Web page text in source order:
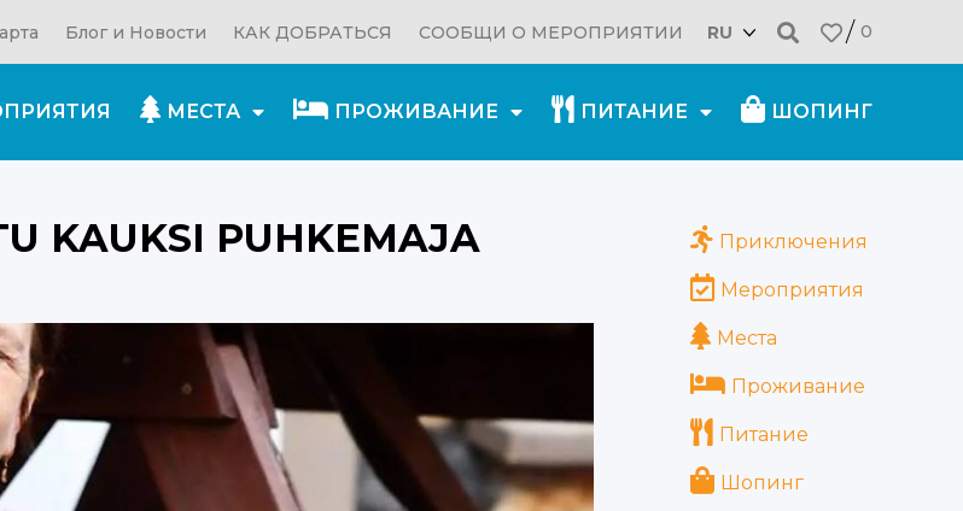
Блог и Новости КАК ДОБРАТЬСЯ СООБЩИ О МЕРОПРИЯТИИ RU 0
МЕСТА ПРОЖИВАНИЕ ПИТАНИЕ
ШОПИНГ
KAUKSI PUHKEMAJA Приключения
Мероприятия
Места
Проживание
Питание
Шопинг